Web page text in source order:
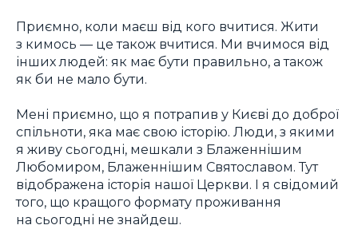
Приємно, коли маєш від кого вчитися. Жити
з кимось — це також вчитися. Ми вчимося від
інших людей: як має бути правильно, а також
як би не мало бути.
Мені приємно, що я потрапив у Києві до доброї
спільноти, яка має свою історію. Люди, з якими
я живу сьогодні, мешкали з Блаженнішим
Любомиром, Блаженнішим Святославом. Тут
відображена історія нашої Церкви. І я свідомий
того, що кращого формату проживання
на сьогодні не знайдеш.